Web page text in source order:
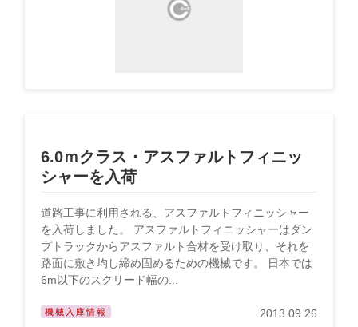
6.0ｍクラス・アスファルトフィニッ
シャーを入荷
道路工事に利用される、アスファルトフィニッシャー
を入荷しました。 アスファルトフィニッシャーはダン
プトラックからアスファルト合材を受け取り、それを
路面に敷き均し締め固めるための機械です。 日本では
6m以下のスクリード幅の...
機械入庫情報 2013.09.26